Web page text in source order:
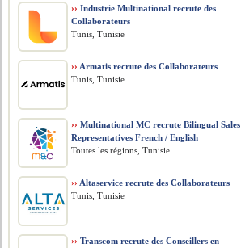
›› Industrie Multinational recrute des
Collaborateurs
Tunis, Tunisie
›› Armatis recrute des Collaborateurs
Tunis, Tunisie
›› Multinational MC recrute Bilingual Sales
Representatives French / English
Toutes les régions, Tunisie
›› Altaservice recrute des Collaborateurs
Tunis, Tunisie
›› Transcom recrute des Conseillers en